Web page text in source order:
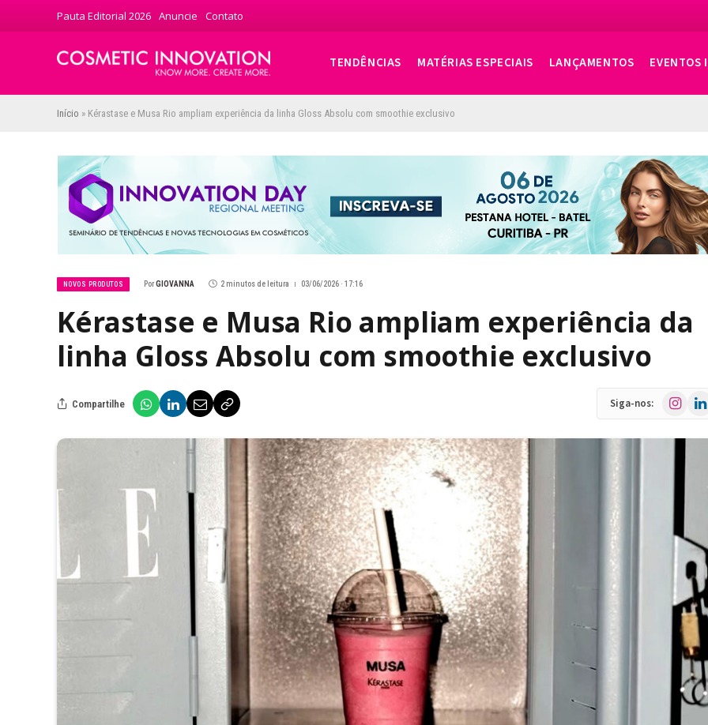
Pauta Editorial 2026 Anuncie Contato
TENDÊNCIAS MATÉRIAS ESPECIAIS LANÇAMENTOS EVENTOS
Início » Kérastase e Musa Rio ampliam experiência da linha Gloss Absolu com smoothie exclusivo
NOVOS PRODUTOS PorGIOVANNA 2 minutos de leitura 03/06/2026 · 17:16
Kérastase e Musa Rio ampliam experiência da
linha Gloss Absolu com smoothie exclusivo
Compartilhe Siga-nos: Instagram